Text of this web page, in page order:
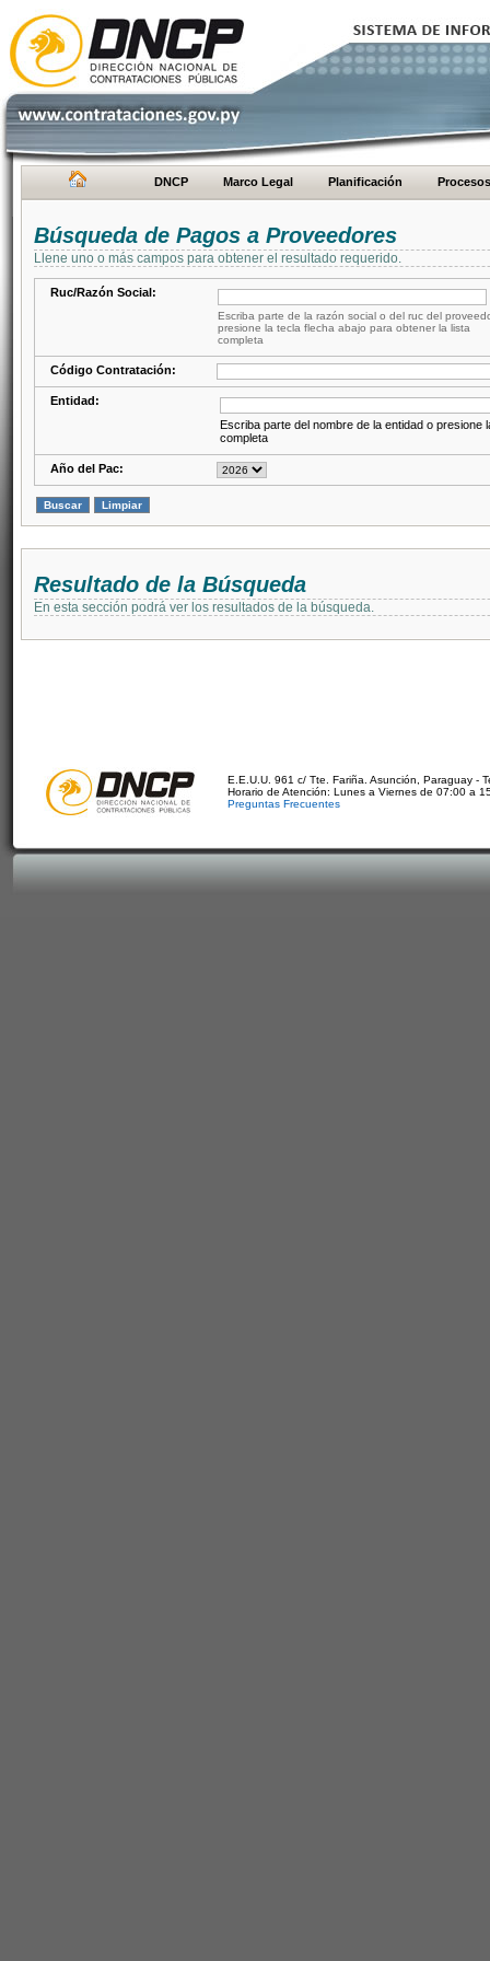
DNCP Marco Legal Planificación Procesos
Búsqueda de Pagos a Proveedores
Llene uno o más campos para obtener el resultado requerido.
Ruc/Razón Social:
Escriba parte de la razón social o del ruc del
presione la tecla flecha abajo para obtener la lista
completa
Código Contratación:
Entidad:
Escriba parte del nombre de la entidad o presione
completa
Año del Pac:
Resultado de la Búsqueda
En esta sección podrá ver los resultados de la búsqueda.
E.E.U.U. 961 c/ Tte. Fariña. Asunción, Paraguay -
Horario de Atención: Lunes a Viernes de 07:00 a
Preguntas Frecuentes